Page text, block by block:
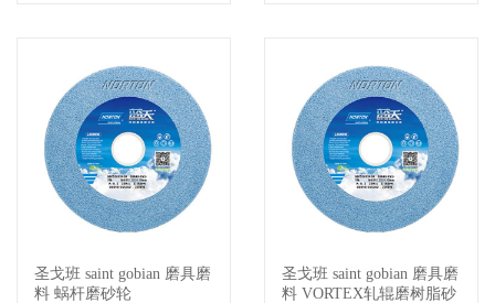
查看详情
圣戈班 saint gobian 磨具磨
料 蜗杆磨砂轮
查看详情
圣戈班 saint gobian 磨具磨
料 VORTEX轧辊磨树脂砂